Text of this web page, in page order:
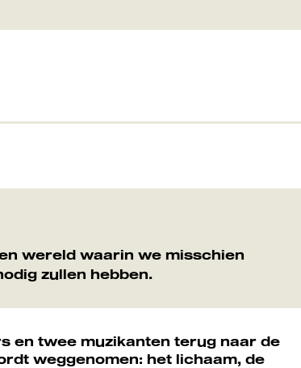
wereld waarin we misschien
zullen hebben.
en twee muzikanten terug naar de
weggenomen: het lichaam, de